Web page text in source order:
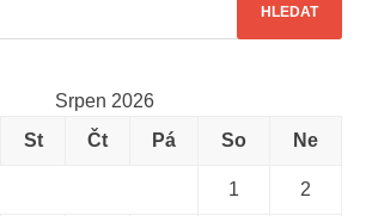
Srpen 2026
St Čt Pá So Ne
1 2